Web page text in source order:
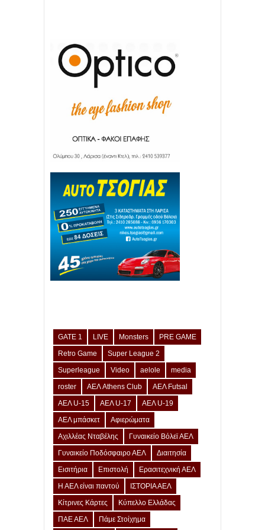
GATE 1 LIVE Monsters
PRE GAME
Retro Game
Super League 2
Superleague
Video aelole
media
roster
ΑΕΛ Athens Club
ΑΕΛ Futsal
ΑΕΛ U-15
ΑΕΛ U-17
ΑΕΛ U-19
ΑΕΛ μπάσκετ
Αφιερώματα
Αχιλλέας Νταβέλης
Γυναικείο Βόλεϊ ΑΕΛ
Γυναικείο Ποδόσφαιρο ΑΕΛ
Διαιτησία
Εισιτήρια
Επιστολή
Ερασιτεχνική ΑΕΛ
Η ΑΕΛ είναι παντού
ΙΣΤΟΡΙΑ ΑΕΛ
Κίτρινες Κάρτες
Κύπελλο Ελλάδας
ΠΑΕ ΑΕΛ
Πάμε Στοίχημα